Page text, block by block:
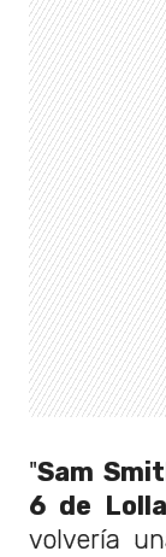
"Sam
6 de
volvería